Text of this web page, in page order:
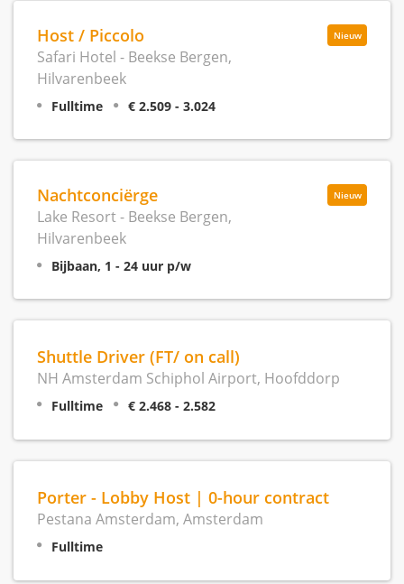
Nieuw
Host / Piccolo
Safari Hotel - Beekse Bergen,
Hilvarenbeek
Fulltime € 2.509 - 3.024
Nieuw
Nachtconciërge
Lake Resort - Beekse Bergen,
Hilvarenbeek
Bijbaan, 1 - 24 uur p/w
Shuttle Driver (FT/ on call)
NH Amsterdam Schiphol Airport, Hoofddorp
Fulltime € 2.468 - 2.582
Porter - Lobby Host | 0-hour contract
Pestana Amsterdam, Amsterdam
Fulltime